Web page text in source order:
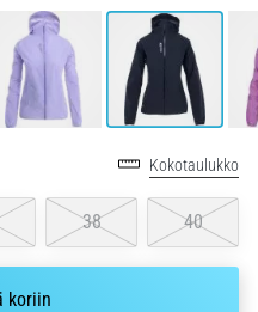
Kokotaulukko
38 40
koriin